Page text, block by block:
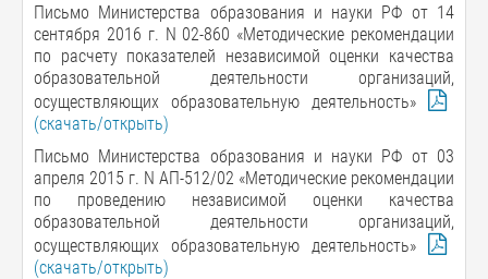
Письмо Министерства образования и науки РФ от 14
сентября 2016 г. N 02-860 «Методические рекомендации
по расчету показателей независимой оценки качества
образовательной деятельности организаций,
осуществляющих образовательную деятельность»
(скачать/открыть)
Письмо Министерства образования и науки РФ от 03
апреля 2015 г. N АП-512/02 «Методические рекомендации
по проведению независимой оценки качества
образовательной деятельности организаций,
осуществляющих образовательную деятельность»
(скачать/открыть)